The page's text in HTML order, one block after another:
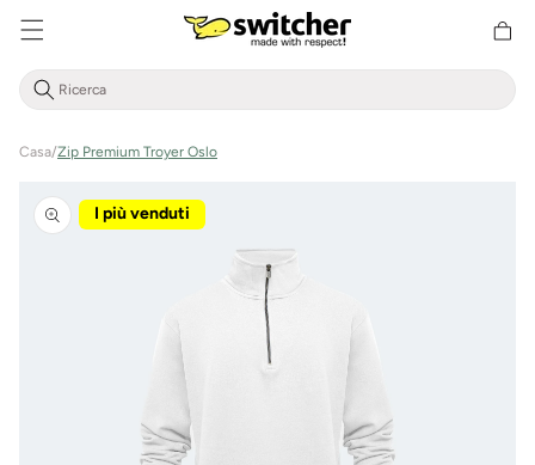
Direttamente
al contenuto
della
Casa/Zip Premium Troyer Oslo
I più venduti
informazioni
sul prodotto